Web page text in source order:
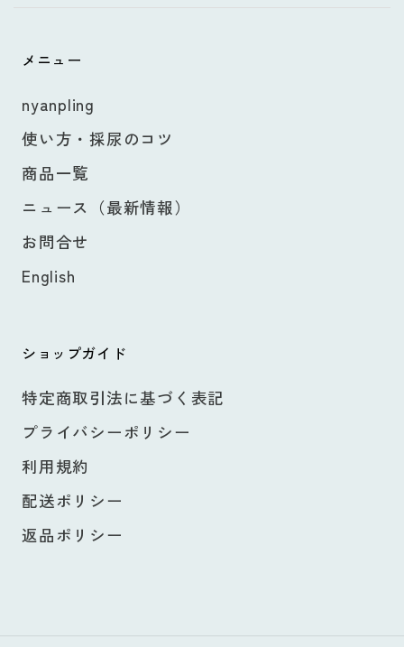
メニュー
nyanpling
使い方・採尿のコツ
商品一覧
ニュース（最新情報）
お問合せ
English
ショップガイド
特定商取引法に基づく表記
プライバシーポリシー
利用規約
配送ポリシー
返品ポリシー